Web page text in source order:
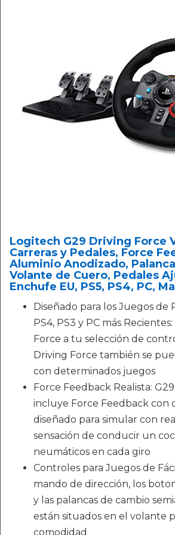
Logitech G29 Driving Force
Carreras y Pedales, Force
Aluminio Anodizado,
Volante de Cuero, Pedales
Enchufe EU, PS5, PS4, PC,
Diseñado para los Juegos de
PS4, PS3 y PC más
Force a tu selección de
Driving Force también se
con determinados juegos
Force Feedback Realista:
incluye Force Feedback con
diseñado para simular con
sensación de conducir un
neumáticos en cada giro
Controles para Juegos de
mando de dirección, los
y las palancas de cambio
están situados en el volante
comodidad